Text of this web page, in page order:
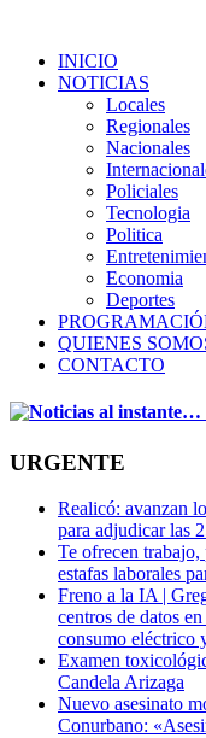
INICIO
NOTICIAS
Locales
Regionales
Nacionales
Policiales
Tecnologia
Politica
Economia
Deportes
QUIENES
CONTACTO
URGENTE
Realicó: avanzan
para adjudicar las
Te ofrecen trabajo,
estafas laborales
Freno a la IA |
centros de datos
consumo eléctrico
Examen
Candela Arizaga
Nuevo asesinato
Conurbano: